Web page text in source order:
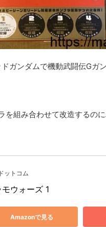
ガンダムで機動武闘伝Gガ
組み合わせて改造するのに
ットコム
モウォーズ 1
Amazonで見る